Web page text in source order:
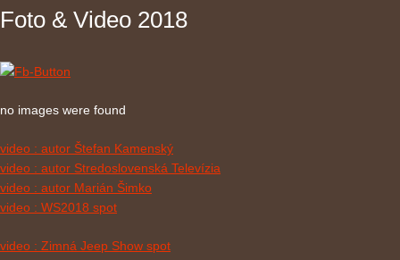
Foto & Video 2018
no images were found
video : autor Štefan Kamenský
video : autor Stredoslovenská Televízia
video : autor Marián Šimko
video : WS2018 spot
video : Zimná Jeep Show spot